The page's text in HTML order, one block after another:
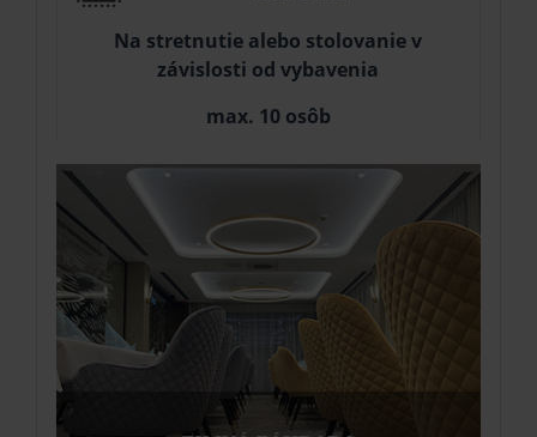
Na stretnutie alebo stolovanie v
závislosti od vybavenia
max. 10 osôb